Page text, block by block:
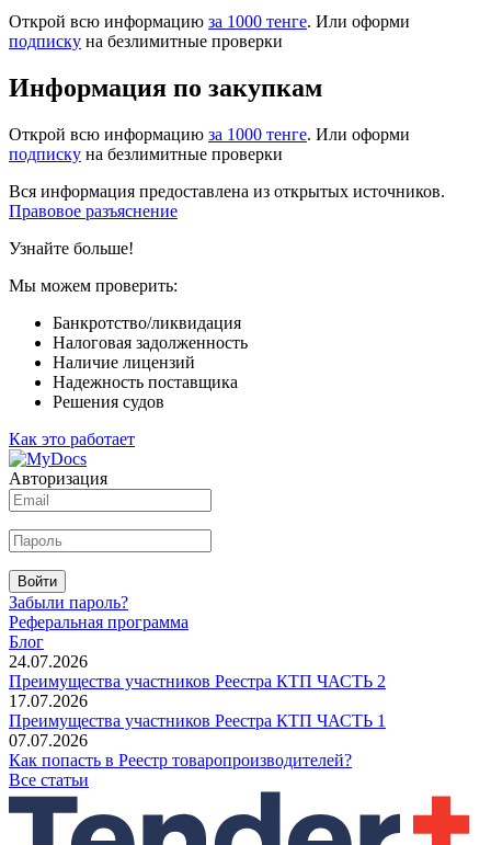
Открой всю информацию за 1000 тенге. Или оформи
подписку на безлимитные проверки
Информация по закупкам
Открой всю информацию за 1000 тенге. Или оформи
подписку на безлимитные проверки
Вся информация предоставлена из открытых источников.
Правовое разъяснение
Узнайте больше!
Мы можем проверить:
Банкротство/ликвидация
Налоговая задолженность
Наличие лицензий
Надежность поставщика
Решения судов
Как это работает
Авторизация
Войти
Забыли пароль?
Реферальная программа
Блог
24.07.2026
Преимущества участников Реестра КТП ЧАСТЬ 2
17.07.2026
Преимущества участников Реестра КТП ЧАСТЬ 1
07.07.2026
Как попасть в Реестр товаропроизводителей?
Все статьи